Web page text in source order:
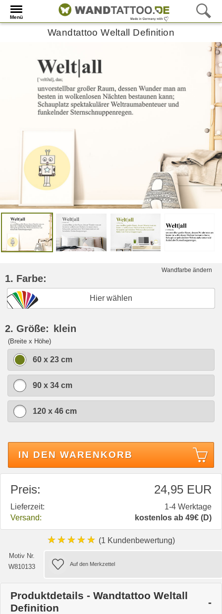
Menü
Wandtattoo Weltall Definition
Wandfarbe ändern
1. Farbe:
Hier wählen
2. Größe: klein
(Breite x Höhe)
60 x 23 cm
90 x 34 cm
120 x 46 cm
IN DEN WARENKORB
Preis: 24,95 EUR
Lieferzeit:
1-4 Werktage
Versand:
kostenlos ab 49€ (D)
★★★★★ (1 Kundenbewertung)
Motiv Nr.
W810133
Produktdetails - Wandtattoo Weltall
Definition